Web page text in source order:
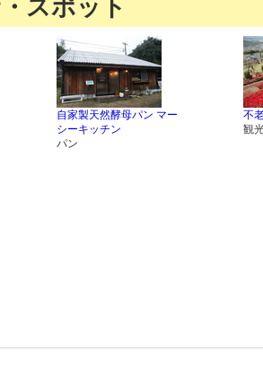
スポット
自家製天然酵母パン マー
シーキッチン
パン
不
観